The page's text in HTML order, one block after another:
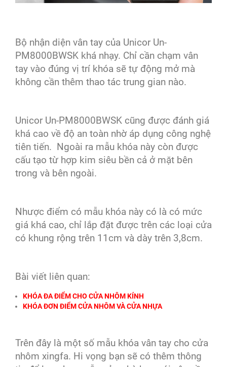
Bộ nhận diện vân tay của Unicor Un-
PM8000BWSK khá nhạy. Chỉ cần chạm vân
tay vào đúng vị trí khóa sẽ tự động mở mà
không cần thêm thao tác trung gian nào.
Unicor Un-PM8000BWSK cũng được đánh giá
khá cao về độ an toàn nhờ áp dụng công nghệ
tiên tiến. Ngoài ra mẫu khóa này còn được
cấu tạo từ hợp kim siêu bền cả ở mặt bên
trong và bên ngoài.
Nhược điểm có mẫu khóa này có là có mức
giá khá cao, chỉ lắp đặt được trên các loại cửa
có khung rộng trên 11cm và dày trên 3,8cm.
Bài viết liên quan:
KHÓA ĐA ĐIỂM CHO CỬA NHÔM KÍNH
KHÓA ĐƠN ĐIỂM CỬA NHÔM VÀ CỬA NHỰA
Trên đây là một số mẫu khóa vân tay cho cửa
nhôm xingfa. Hi vọng bạn sẽ có thêm thông